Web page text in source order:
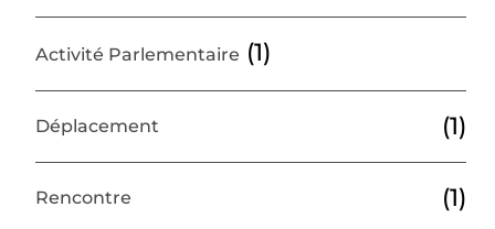
Activité Parlementaire (1)
Déplacement (1)
Rencontre (1)